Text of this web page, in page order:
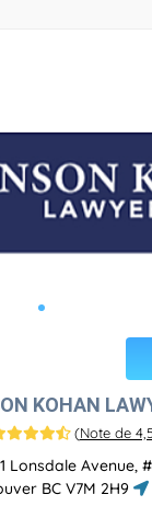
KOHAN
(Note de
Lonsdale Avenue,
BC V7M 2H9